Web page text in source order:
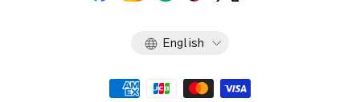
Language
English